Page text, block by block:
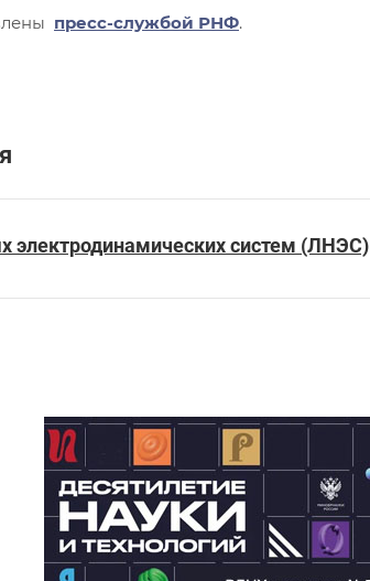
пресс-службой РНФ.
электродинамических систем (ЛНЭС)